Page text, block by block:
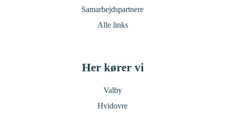
Samarbejdspartnere
Alle links
Her kører vi
Valby
Hvidovre